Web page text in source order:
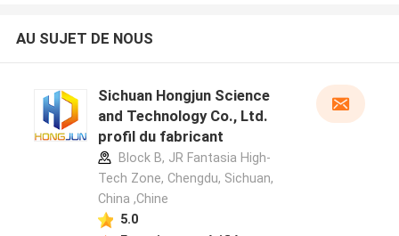
AU SUJET DE NOUS
Sichuan Hongjun Science
and Technology Co., Ltd.
profil du fabricant
Block B, JR Fantasia High-
Tech Zone, Chengdu, Sichuan,
China ,Chine
5.0